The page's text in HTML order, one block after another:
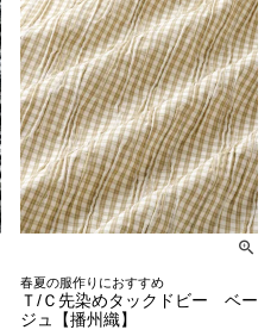
春夏の服作りにおすすめ
Ｔ/Ｃ先染めタックドビー ベー
ジュ【播州織】